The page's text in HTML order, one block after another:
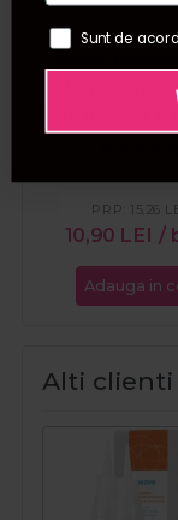
Bigudiuri
permanent
12buc
10,90 LEI /
PRP: 15,26
Adauga in
Alti clienti
Sunt de